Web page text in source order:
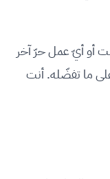
أو أيّ عمل حرّ آخر
ما تفضّله. أنت